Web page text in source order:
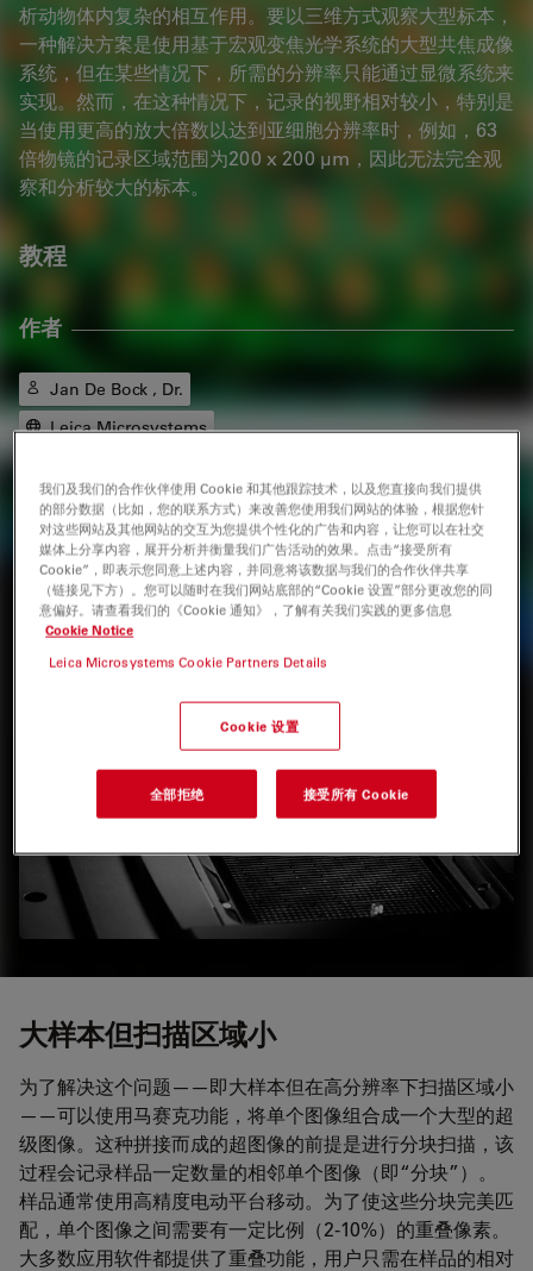
析动物体内复杂的相互作用。要以三维方式观察大型标本，
一种解决方案是使用基于宏观变焦光学系统的大型共焦成像
系统，但在某些情况下，所需的分辨率只能通过显微系统来
实现。然而，在这种情况下，记录的视野相对较小，特别是
当使用更高的放大倍数以达到亚细胞分辨率时，例如，63
倍物镜的记录区域范围为200 x 200 µm，因此无法完全观
察和分析较大的标本。
教程
作者
Jan De Bock , Dr.
Leica Microsystems
标签
共聚焦显微镜 三维成像 类器官和3D细胞培养 模式生物
生命科学研究
可调节的扫描模版灵活性强，轻松实现自动化高效筛选。
大样本但扫描区域小
为了解决这个问题——即大样本但在高分辨率下扫描区域小
——可以使用马赛克功能，将单个图像组合成一个大型的超
级图像。这种拼接而成的超图像的前提是进行分块扫描，该
过程会记录样品一定数量的相邻单个图像（即“分块”）。
样品通常使用高精度电动平台移动。为了使这些分块完美匹
配，单个图像之间需要有一定比例（2-10%）的重叠像素。
大多数应用软件都提供了重叠功能，用户只需在样品的相对
我们及我们的合作伙伴使用 Cookie 和其他跟踪技术，以及您直接向我们提供
的部分数据（比如，您的联系方式）来改善您使用我们网站的体验，根据您针
对这些网站及其他网站的交互为您提供个性化的广告和内容，让您可以在社交
媒体上分享内容，展开分析并衡量我们广告活动的效果。点击“接受所有
Cookie”，即表示您同意上述内容，并同意将该数据与我们的合作伙伴共享
（链接见下方）。您可以随时在我们网站底部的“Cookie 设置”部分更改您的同
意偏好。请查看我们的《Cookie 通知》，了解有关我们实践的更多信息
Cookie Notice
Leica Microsystems Cookie Partners Details
Cookie 设置
全部拒绝 接受所有 Cookie